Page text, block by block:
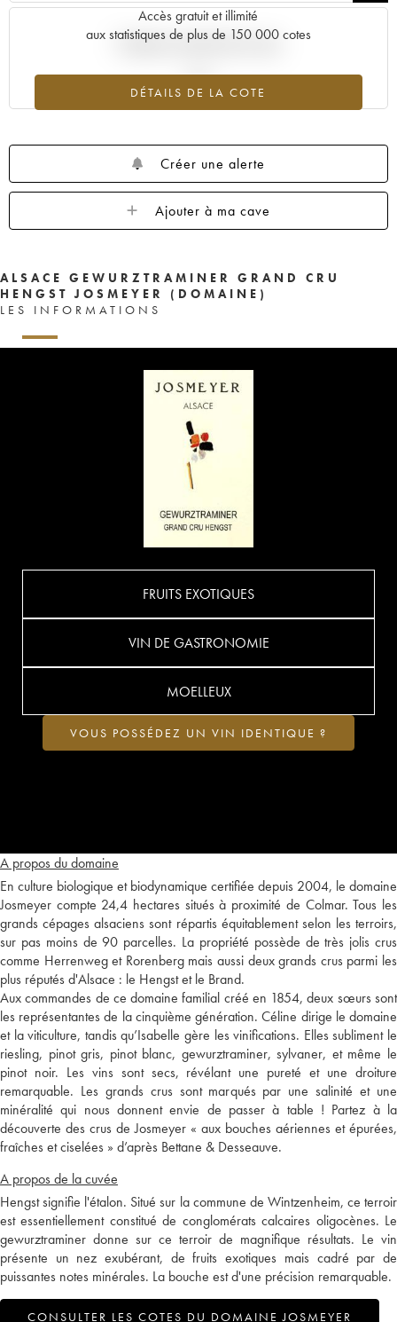
Accès gratuit et illimité
aux statistiques de plus de 150 000 cotes
DÉTAILS DE LA COTE
Tendance actuelle de la cote
Créer une alerte
Ajouter à ma cave
ALSACE GEWURZTRAMINER GRAND CRU
HENGST JOSMEYER (DOMAINE)
LES INFORMATIONS
A propos du domaine
En culture biologique et biodynamique certifiée depuis 2004, le domaine
Josmeyer compte 24,4 hectares situés à proximité de Colmar. Tous les
grands cépages alsaciens sont répartis équitablement selon les terroirs,
sur pas moins de 90 parcelles. La propriété possède de très jolis crus
comme Herrenweg et Rorenberg mais aussi deux grands crus parmi les
plus réputés d'Alsace : le Hengst et le Brand.
Aux commandes de ce domaine familial créé en 1854, deux sœurs sont
les représentantes de la cinquième génération. Céline dirige le domaine
et la viticulture, tandis qu’Isabelle gère les vinifications. Elles subliment le
riesling, pinot gris, pinot blanc, gewurztraminer, sylvaner, et même le
pinot noir. Les vins sont secs, révélant une pureté et une droiture
remarquable. Les grands crus sont marqués par une salinité et une
minéralité qui nous donnent envie de passer à table ! Partez à la
découverte des crus de Josmeyer « aux bouches aériennes et épurées,
fraîches et ciselées » d’après Bettane & Desseauve.
A propos de la cuvée
Hengst signifie l'étalon. Situé sur la commune de Wintzenheim, ce terroir
est essentiellement constitué de conglomérats calcaires oligocènes. Le
gewurztraminer donne sur ce terroir de magnifique résultats. Le vin
présente un nez exubérant, de fruits exotiques mais cadré par de
puissantes notes minérales. La bouche est d'une précision remarquable.
CONSULTER LES COTES DU DOMAINE JOSMEYER
FRUITS EXOTIQUES
VIN DE GASTRONOMIE
MOELLEUX
VOUS POSSÉDEZ UN VIN IDENTIQUE ?